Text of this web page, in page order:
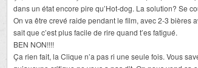
dans un état encore pire qu’Hot-dog. La solution? Se
On va être crevé raide pendant le film, avec 2-3 bières
sait que c’est plus facile de rire quand t’es fatigué.
BEN NON!!!!
Ça rien fait, la Clique n’a pas ri une seule fois. Vous